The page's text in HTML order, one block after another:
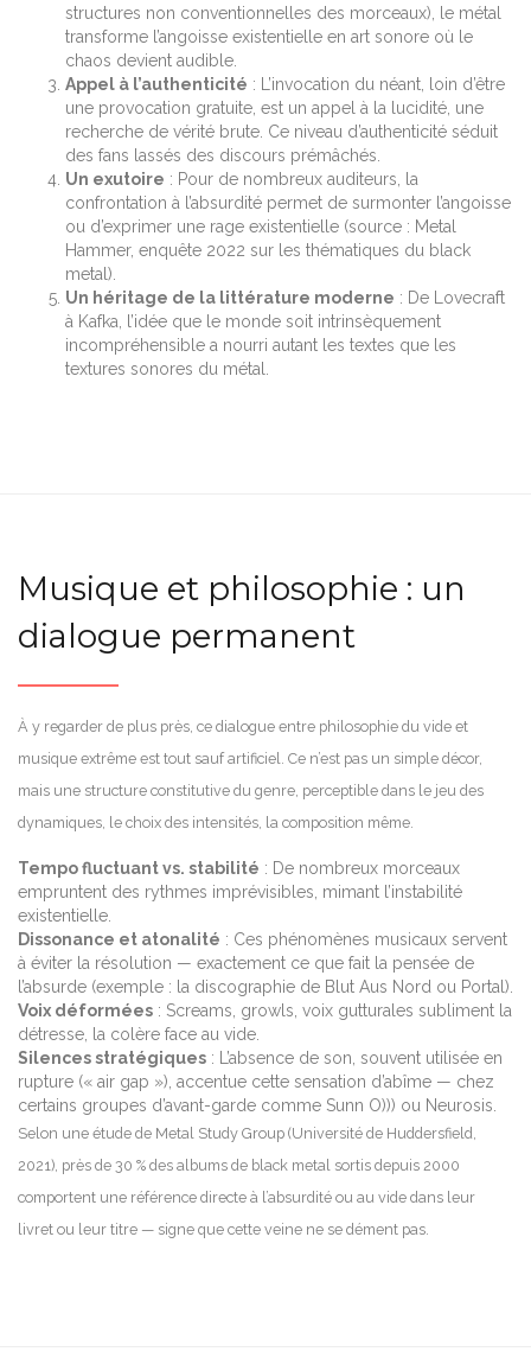
structures non conventionnelles des morceaux), le métal
transforme l’angoisse existentielle en art sonore où le
chaos devient audible.
Appel à l’authenticité : L’invocation du néant, loin d’être
une provocation gratuite, est un appel à la lucidité, une
recherche de vérité brute. Ce niveau d’authenticité séduit
des fans lassés des discours prémâchés.
Un exutoire : Pour de nombreux auditeurs, la
confrontation à l’absurdité permet de surmonter l’angoisse
ou d’exprimer une rage existentielle (source : Metal
Hammer, enquête 2022 sur les thématiques du black
metal).
Un héritage de la littérature moderne : De Lovecraft
à Kafka, l’idée que le monde soit intrinsèquement
incompréhensible a nourri autant les textes que les
textures sonores du métal.
Musique et philosophie : un
dialogue permanent
À y regarder de plus près, ce dialogue entre philosophie du vide et
musique extrême est tout sauf artificiel. Ce n’est pas un simple décor,
mais une structure constitutive du genre, perceptible dans le jeu des
dynamiques, le choix des intensités, la composition même.
Tempo fluctuant vs. stabilité : De nombreux morceaux
empruntent des rythmes imprévisibles, mimant l’instabilité
existentielle.
Dissonance et atonalité : Ces phénomènes musicaux servent
à éviter la résolution — exactement ce que fait la pensée de
l’absurde (exemple : la discographie de Blut Aus Nord ou Portal).
Voix déformées : Screams, growls, voix gutturales subliment la
détresse, la colère face au vide.
Silences stratégiques : L’absence de son, souvent utilisée en
rupture (« air gap »), accentue cette sensation d’abîme — chez
certains groupes d’avant-garde comme Sunn O))) ou Neurosis.
Selon une étude de Metal Study Group (Université de Huddersfield,
2021), près de 30 % des albums de black metal sortis depuis 2000
comportent une référence directe à l’absurdité ou au vide dans leur
livret ou leur titre — signe que cette veine ne se dément pas.